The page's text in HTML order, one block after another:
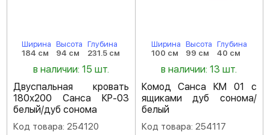
Ширина
184 см
Высота
94 см
Глубина
231.5 см
в наличии: 15 шт.
Двуспальная кровать
180х200 Санса КР-03
белый/дуб сонома
Код товара: 254120
Ширина
100 см
Высота
99 см
Глубина
40 см
в наличии: 13 шт.
Комод Санса КМ 01 с
ящиками дуб сонома/
белый
Код товара: 254117